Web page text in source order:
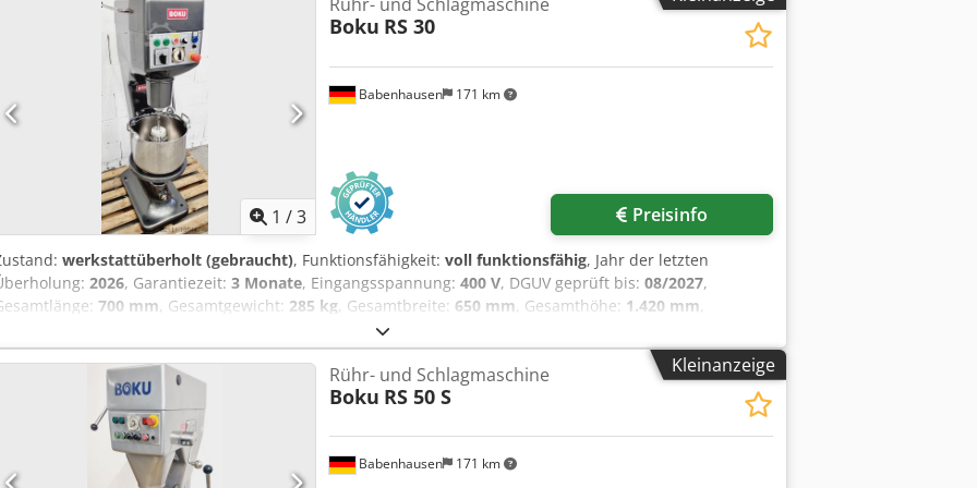
1 /3
Babenhausen 171 km
Rühr- und Schlagmaschine
Boku RS 30
Preisinfo
werkstattüberholt (gebraucht), Funktionsfähigkeit: voll funktionsfähig, Jahr der letzten
2026, Garantiezeit: 3 Monate, Eingangsspannung: 400 V, DGUV geprüft bis: 08/2027,
700 mm, Gesamtgewicht: 285 kg, Gesamtbreite: 650 mm, Gesamthöhe: 1.420 mm,
50 Hz, Leergewicht:
Modell: RS 30 S 2 Arbeitsfunktionen 1 x Rühren / 1 x Schlagen 1 Rührbesen,1 Schlagbesen 1 25
Liter Edelstahlkessel Arbeitswelle/Rührwelle Neuwertig Kesselhub Schnellaufzug Rührmaschine mit
Kesselbeleuchtung Chodswyrzmspfx Apdoa einfache Technik Anschluss 400V, 16A-CEE Stecker
Gebrauchtmaschine überholt & SAB geprüft mit Gewährleistung + Ersatzteil Service Option:
Edelstahlkessel Neu Ring Gas Brenner Service Paket Lieferservice Wartungsvertrag Einweisung &
Inbetriebnahme Viele weitere Anschlagmaschinen haben wir auf Lager!
Kleinanzeige
Babenhausen 171 km
Rühr- und Schlagmaschine
Boku RS 50 S